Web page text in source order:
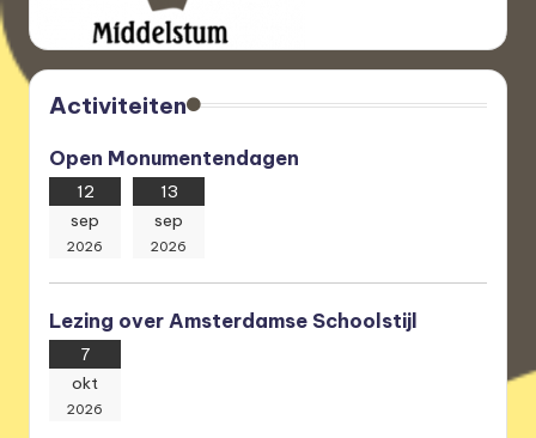
Activiteiten
Open Monumentendagen
12
sep
2026
13
sep
2026
Lezing over Amsterdamse Schoolstijl
7
okt
2026